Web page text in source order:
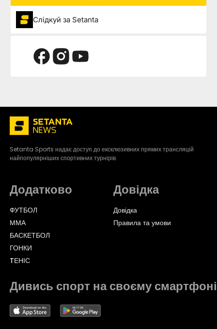
Слідкуй за Setanta
Setanta Sports надає доступ до ексклюзивних прямих трансляцій
найпопулярніших спортивних турнірів.
Додатково
ФУТБОЛ
ММА
БАСКЕТБОЛ
ГОНКИ
TЕНІС
Довідка
Довідка
Правила та умови
Дивись спорт на своєму смартфоні